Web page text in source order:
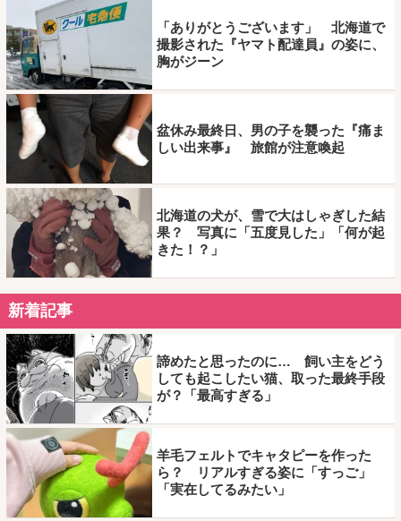
「ありがとうございます」 北海道で
撮影された『ヤマト配達員』の姿に、
胸がジーン
盆休み最終日、男の子を襲った『痛ま
しい出来事』 旅館が注意喚起
北海道の犬が、雪で大はしゃぎした結
果？ 写真に「五度見した」「何が起
きた！？」
新着記事
諦めたと思ったのに… 飼い主をどう
しても起こしたい猫、取った最終手段
が？「最高すぎる」
羊毛フェルトでキャタピーを作った
ら？ リアルすぎる姿に「すっご」
「実在してるみたい」